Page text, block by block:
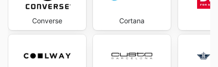
Converse Cortana